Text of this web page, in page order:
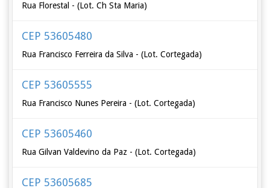
Rua Florestal - (Lot. Ch Sta Maria)
CEP 53605480
Rua Francisco Ferreira da Silva - (Lot. Cortegada)
CEP 53605555
Rua Francisco Nunes Pereira - (Lot. Cortegada)
CEP 53605460
Rua Gilvan Valdevino da Paz - (Lot. Cortegada)
CEP 53605685